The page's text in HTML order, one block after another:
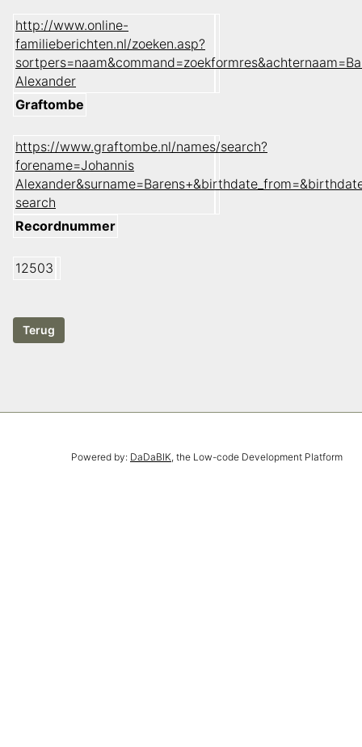
http://www.online-
familieberichten.nl/zoeken.asp?
Alexander
Graftombe
https://www.graftombe.nl/names/search?
forename=Johannis
search
Recordnummer
12503
Powered by: DaDaBIK, the Low-code Development Platform